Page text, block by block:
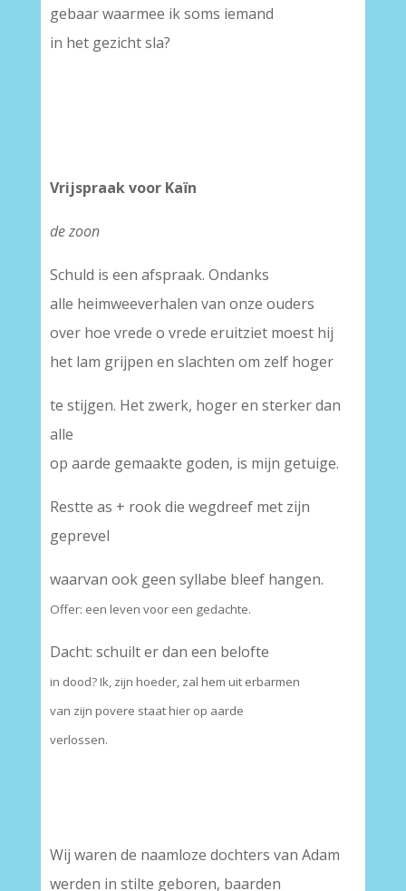
gebaar waarmee ik soms iemand
in het gezicht sla?
Vrijspraak voor Kaïn
de zoon
Schuld is een afspraak. Ondanks
alle heimweeverhalen van onze ouders
over hoe vrede o vrede eruitziet moest hij
het lam grijpen en slachten om zelf hoger
te stijgen. Het zwerk, hoger en sterker dan
alle
op aarde gemaakte goden, is mijn getuige.
Restte as + rook die wegdreef met zijn
geprevel
waarvan ook geen syllabe bleef hangen.
Offer: een leven voor een gedachte.
Dacht: schuilt er dan een belofte
in dood? Ik, zijn hoeder, zal hem uit erbarmen
van zijn povere staat hier op aarde
verlossen.
Wij waren de naamloze dochters van Adam
werden in stilte geboren, baarden